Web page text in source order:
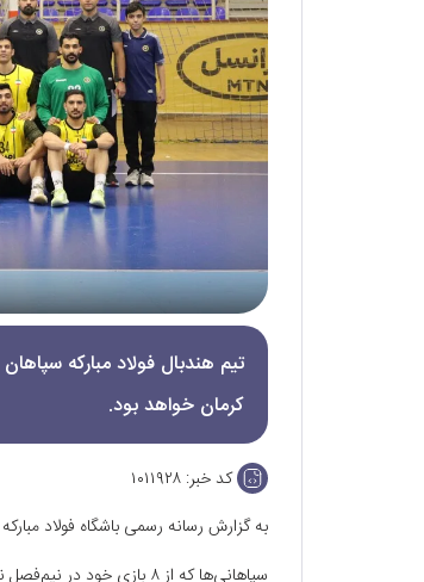
تیم هندبال فولاد مبارکه
کرمان خواهد بود.
کد خبر: ۱۰۱۱۹۲۸
به گزارش رسانه رسمی باشگاه فولاد